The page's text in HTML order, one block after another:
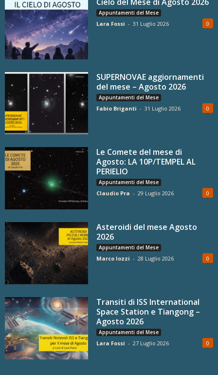
Appuntamenti del Mese
Lara Fossi - 31 Luglio 2026 0
SUPERNOVAE aggiornamenti
del mese – Agosto 2026
Appuntamenti del Mese
Fabio Briganti - 31 Luglio 2026 0
Le Comete del mese di
Agosto: LA 10P/TEMPEL AL
PERIELIO
Appuntamenti del Mese
Claudio Pra - 29 Luglio 2026 0
Asteroidi del mese Agosto
2026
Appuntamenti del Mese
Marco Iozzi - 28 Luglio 2026 0
Transiti di ISS International
Space Station e Tiangong –
Agosto 2026
Appuntamenti del Mese
Lara Fossi - 27 Luglio 2026 0